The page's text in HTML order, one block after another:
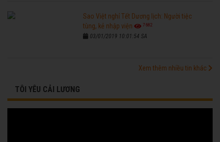
Sao Việt nghỉ Tết Dương lịch: Người tiệc
tùng, kẻ nhập viện
7682
03/01/2019 10:01:54 SA
Xem thêm nhiều tin khác
TÔI YÊU CẢI LƯƠNG